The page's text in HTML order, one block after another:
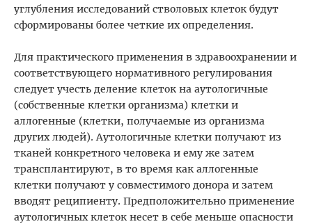
углубления исследований стволовых клеток будут
сформированы более четкие их определения.
Для практического применения в здравоохранении и
соответствующего нормативного регулирования
следует учесть деление клеток на аутологичные
(собственные клетки организма) клетки и
аллогенные (клетки, получаемые из организма
других людей). Аутологичные клетки получают из
тканей конкретного человека и ему же затем
трансплантируют, в то время как аллогенные
клетки получают у совместимого донора и затем
вводят реципиенту. Предположительно применение
аутологичных клеток несет в себе меньше опасности